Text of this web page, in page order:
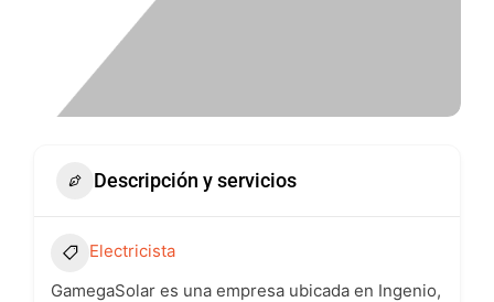
Descripción y servicios
Electricista
GamegaSolar es una empresa ubicada en Ingenio,